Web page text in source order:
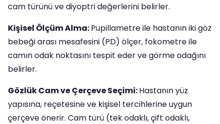
cam türünü ve diyoptri değerlerini belirler.
Kişisel Ölçüm Alma:Pupillametre ile hastanın iki göz
bebeği arası mesafesini (PD) ölçer, fokometre ile
camın odak noktasını tespit eder ve görme odağını
belirler.
Gözlük Cam ve Çerçeve Seçimi:Hastanın yüz
yapısına, reçetesine ve kişisel tercihlerine uygun
çerçeve önerir. Cam türü (tek odaklı, çift odaklı,